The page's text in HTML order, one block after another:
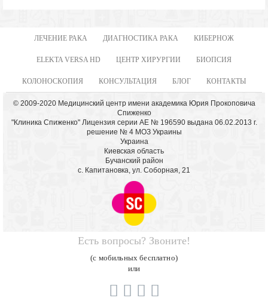
ЛЕЧЕНИЕ РАКА ДИАГНОСТИКА РАКА КИБЕРНОЖ
ELEKTA VERSA HD ЦЕНТР ХИРУРГИИ БИОПСИЯ
КОЛОНОСКОПИЯ КОНСУЛЬТАЦИЯ БЛОГ КОНТАКТЫ
© 2009-2020 Медицинский центр имени академика Юрия Прокоповича
Спиженко
"Клиника Спиженко" Лицензия серии АЕ № 196590 выдана 06.02.2013 г.
решение № 4 МОЗ Украины
Украина
Киевская область
Бучанский район
с. Капитановка, ул. Соборная, 21
Есть вопросы? Звоните!
(с мобильных бесплатно)
или